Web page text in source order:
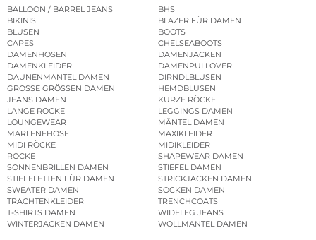
BALLOON / BARREL JEANS
BHS
BIKINIS
BLAZER FÜR DAMEN
BLUSEN
BOOTS
CAPES
CHELSEABOOTS
DAMENHOSEN
DAMENJACKEN
DAMENKLEIDER
DAMENPULLOVER
DAUNENMÄNTEL DAMEN
DIRNDLBLUSEN
GROSSE GRÖSSEN DAMEN
HEMDBLUSEN
JEANS DAMEN
KURZE RÖCKE
LANGE RÖCKE
LEGGINGS DAMEN
LOUNGEWEAR
MÄNTEL DAMEN
MARLENEHOSE
MAXIKLEIDER
MIDI RÖCKE
MIDIKLEIDER
RÖCKE
SHAPEWEAR DAMEN
SONNENBRILLEN DAMEN
STIEFEL DAMEN
STIEFELETTEN FÜR DAMEN
STRICKJACKEN DAMEN
SWEATER DAMEN
SOCKEN DAMEN
TRACHTENKLEIDER
TRENCHCOATS
T-SHIRTS DAMEN
WIDELEG JEANS
WINTERJACKEN DAMEN
WOLLMÄNTEL DAMEN